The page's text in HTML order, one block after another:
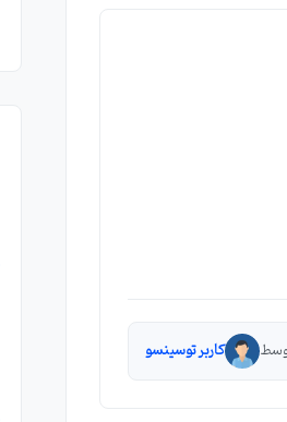
کاربر توسینسو